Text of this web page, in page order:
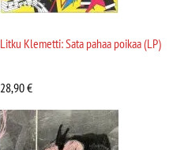
Litku Klemetti: Sata pahaa poikaa (LP)
28,90€